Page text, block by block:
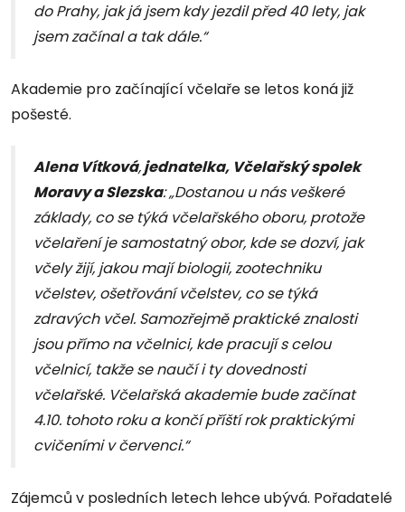
do Prahy, jak já jsem kdy jezdil před 40 lety, jak
jsem začínal a tak dále.“
Akademie pro začínající včelaře se letos koná již
pošesté.
Alena Vítková,jednatelka, Včelařský spolek
Moravy a Slezska: „Dostanou u nás veškeré
základy, co se týká včelařského oboru, protože
včelaření je samostatný obor, kde se dozví, jak
včely žijí, jakou mají biologii, zootechniku
včelstev, ošetřování včelstev, co se týká
zdravých včel. Samozřejmě praktické znalosti
jsou přímo na včelnici, kde pracují s celou
včelnicí, takže se naučí i ty dovednosti
včelařské. Včelařská akademie bude začínat
4.10. tohoto roku a končí příští rok praktickými
cvičeními v červenci.“
Zájemců v posledních letech lehce ubývá. Pořadatelé